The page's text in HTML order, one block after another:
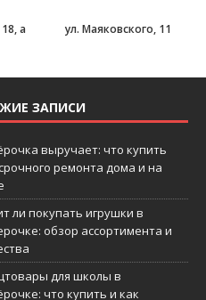
а ул. Маяковского, 11
ЗАПИСИ
выручает: что купить
ремонта дома и на
ли покупать игрушки в
обзор ассортимента и
для школы в
что купить и как